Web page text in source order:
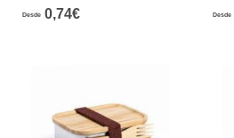
Desde 0,74€ Desde